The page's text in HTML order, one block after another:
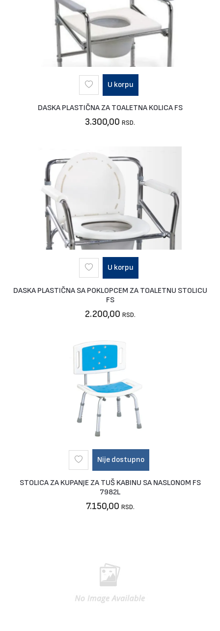
U korpu
DASKA PLASTIČNA ZA TOALETNA KOLICA FS
3.300,00 RSD.
U korpu
DASKA PLASTIČNA SA POKLOPCEM ZA TOALETNU STOLICU
FS
2.200,00 RSD.
Nije dostupno
STOLICA ZA KUPANJE ZA TUŠ KABINU SA NASLONOM FS
7982L
7.150,00 RSD.